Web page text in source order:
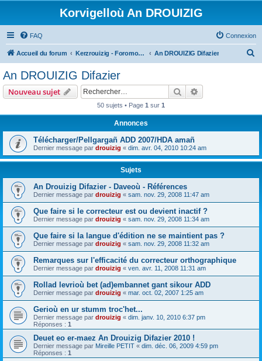
Korvigelloù An DROUIZIG
FAQ Connexion
Accueil du forum Kerzrouizig - Foromoù An Drouizig An DROUIZIG Difazier
e
r
An DROUIZIG Difazier
Nouveau sujet Rechercher
50 sujets • Page 1 sur 1
Annonces
Télécharger/Pellgargañ ADD 2007/HDA amañ
Dernier message par drouizig « dim. avr. 04, 2010 10:24 am
Sujets
An Drouizig Difazier - Daveoù - Références
Dernier message par drouizig « sam. nov. 29, 2008 11:47 am
Que faire si le correcteur est ou devient inactif ?
Dernier message par drouizig « sam. nov. 29, 2008 11:34 am
Que faire si la langue d'édition ne se maintient pas ?
Dernier message par drouizig « sam. nov. 29, 2008 11:32 am
Remarques sur l'efficacité du correcteur orthographique
Dernier message par drouizig « ven. avr. 11, 2008 11:31 am
Rollad levrioù bet (ad)embannet gant sikour ADD
Dernier message par drouizig « mar. oct. 02, 2007 1:25 am
Gerioù en ur stumm troc'het...
Dernier message par drouizig « dim. janv. 10, 2010 6:37 pm
Réponses : 1
Deuet eo er-maez An Drouizig Difazier 2010 !
Dernier message par Mireille PETIT « dim. déc. 06, 2009 4:59 pm
Réponses : 1